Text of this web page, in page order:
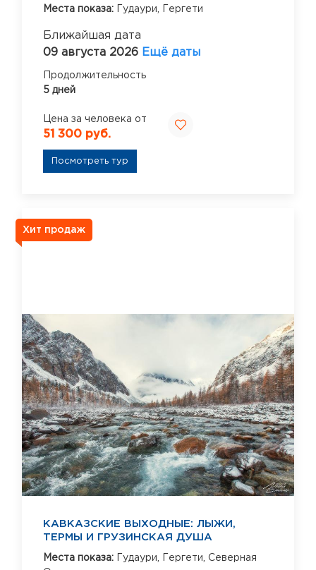
Места показа: Гудаури, Гергети
Ближайшая дата
09 августа 2026 Ещё даты
Продолжительность
5 дней
Цена за человека от
51 300 руб.
Посмотреть тур
Хит продаж
КАВКАЗСКИЕ ВЫХОДНЫЕ: ЛЫЖИ,
ТЕРМЫ И ГРУЗИНСКАЯ ДУША
Места показа: Гудаури, Гергети, Северная